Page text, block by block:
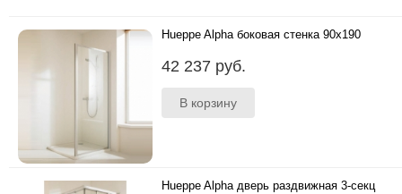
Hueppe Alpha боковая стенка 90x190
42 237 руб.
Hueppe Alpha дверь раздвижная 3-секц